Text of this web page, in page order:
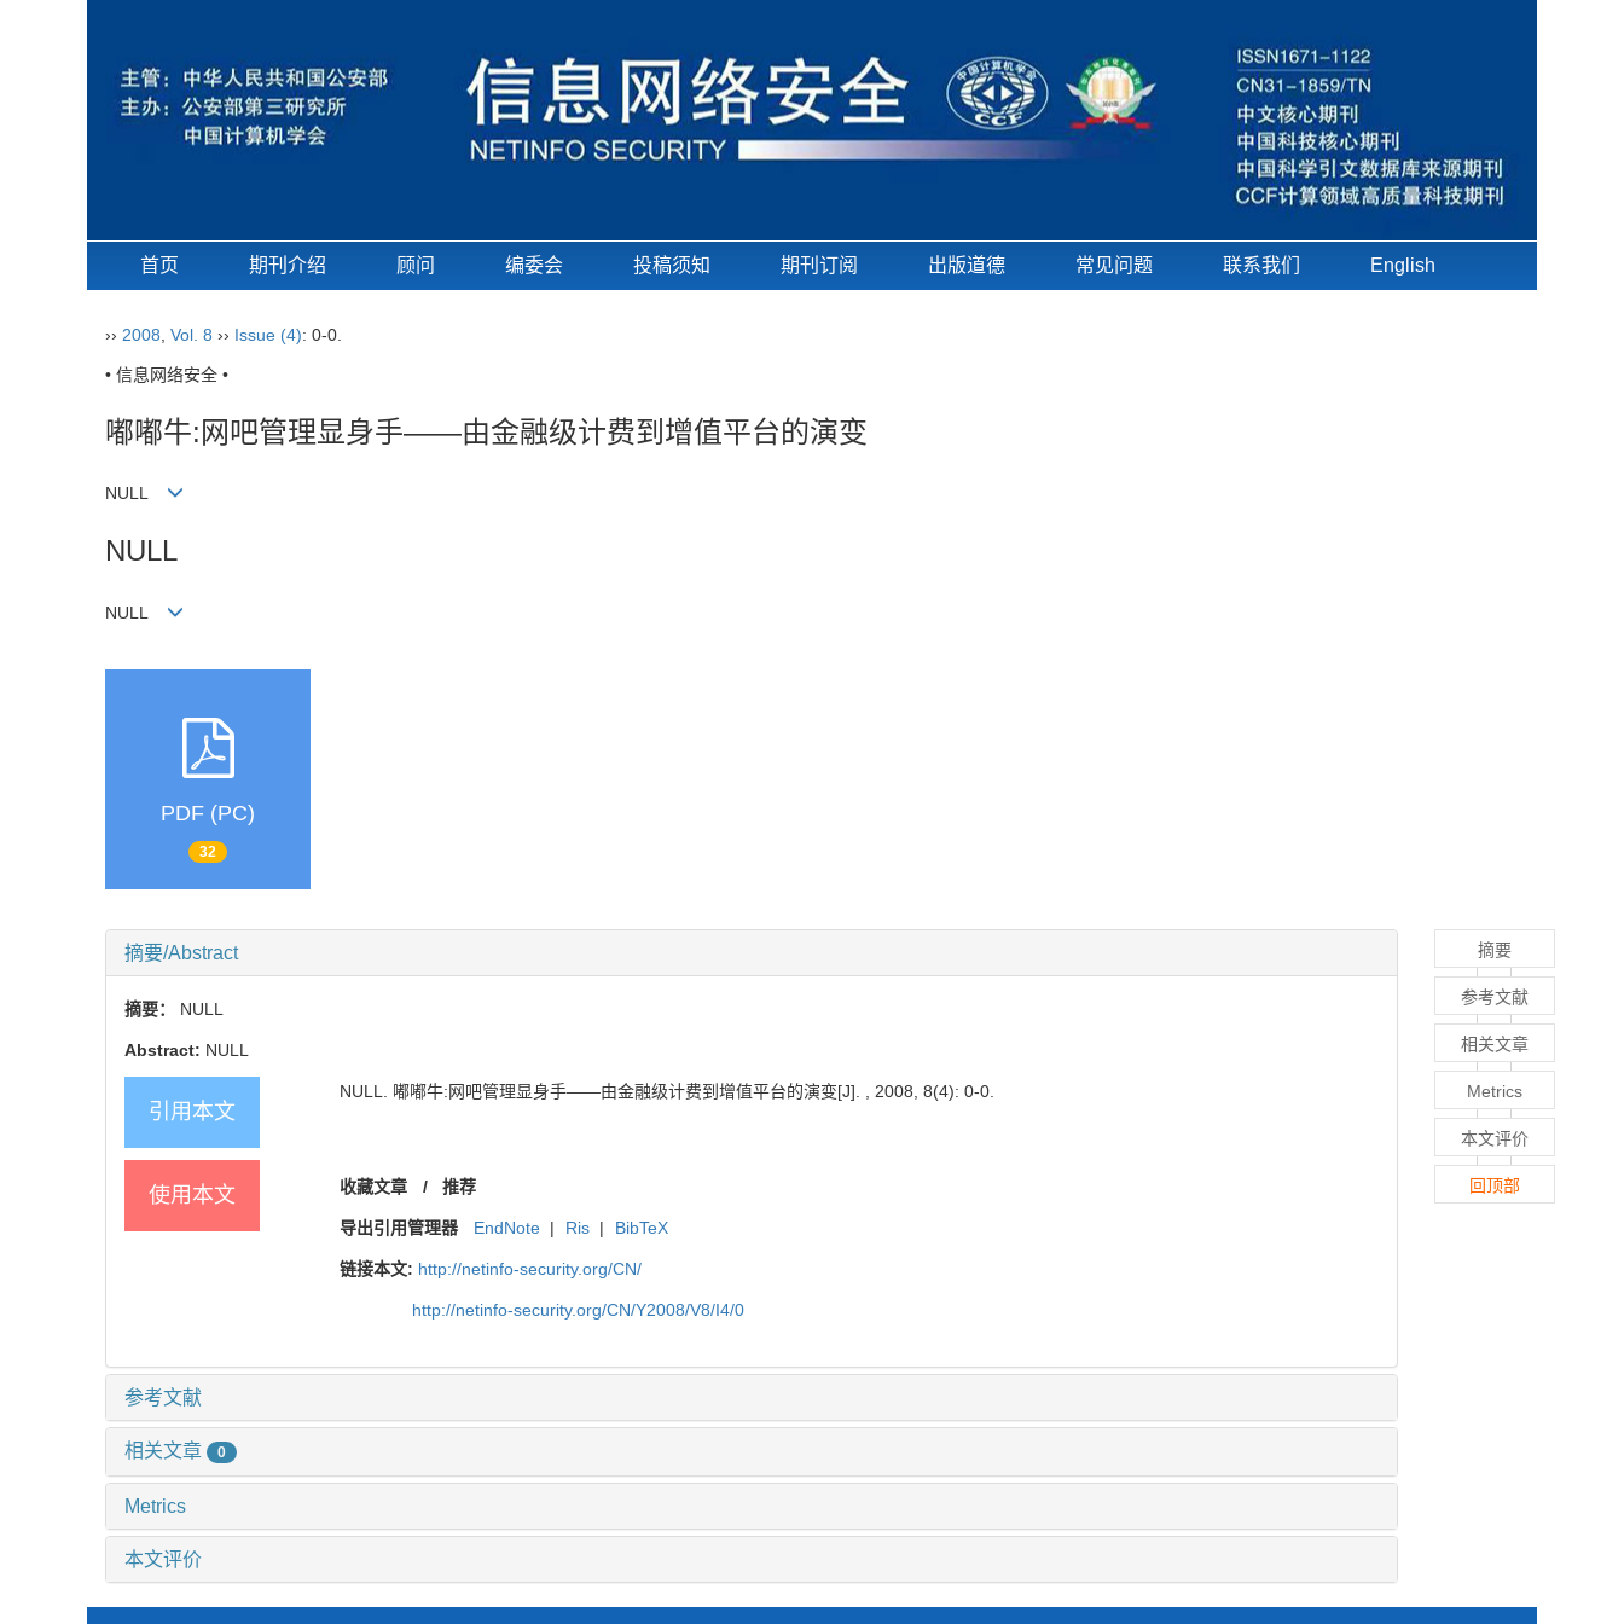
首页 期刊介绍 顾问 编委会 投稿须知 期刊订阅 出版道德 常见问题 联系我们 English
›› 2008 Vol. 8 ›› Issue (4): 0-0.
• 信息网络安全 •
嘟嘟牛:网吧管理显身手——由金融级计费到增值平台的演变
NULL
NULL
NULL
PDF (PC)
32
摘要/Abstract
摘要： NULL
Abstract: NULL
引用本文
NULL. 嘟嘟牛:网吧管理显身手——由金融级计费到增值平台的演变[J]. , 2008, 8(4): 0-0.
使用本文 收藏文章 / 推荐
导出引用管理器 EndNote | Ris | BibTeX
链接本文: http://netinfo-security.org/CN/
http://netinfo-security.org/CN/Y2008/V8/I4/0
参考文献
相关文章 0
Metrics
本文评价
摘要
参考文献
相关文章
Metrics
本文评价
回顶部